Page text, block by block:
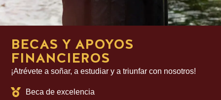
BECAS Y APOYOS
FINANCIEROS
¡Atrévete a soñar, a estudiar y a triunfar con nosotros!
Beca de excelencia